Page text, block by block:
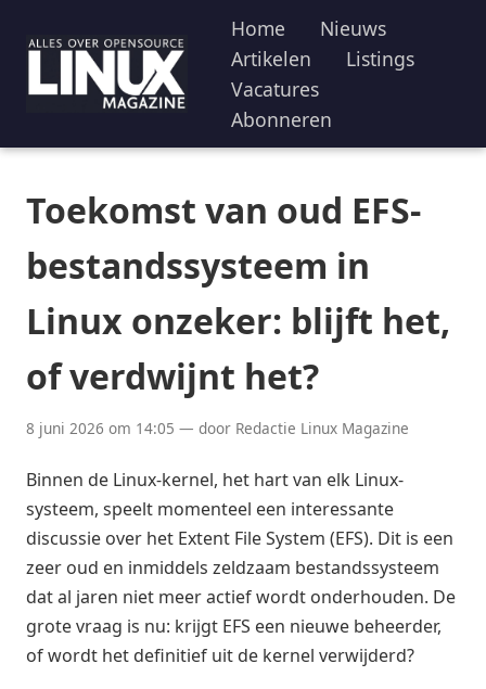
Home
Nieuws
Artikelen
Listings
Vacatures
Abonneren
Toekomst van oud EFS-
bestandssysteem in
Linux onzeker: blijft het,
of verdwijnt het?
8 juni 2026 om 14:05 — door Redactie Linux Magazine
Binnen de Linux-kernel, het hart van elk Linux-
systeem, speelt momenteel een interessante
discussie over het Extent File System (EFS). Dit is een
zeer oud en inmiddels zeldzaam bestandssysteem
dat al jaren niet meer actief wordt onderhouden. De
grote vraag is nu: krijgt EFS een nieuwe beheerder,
of wordt het definitief uit de kernel verwijderd?